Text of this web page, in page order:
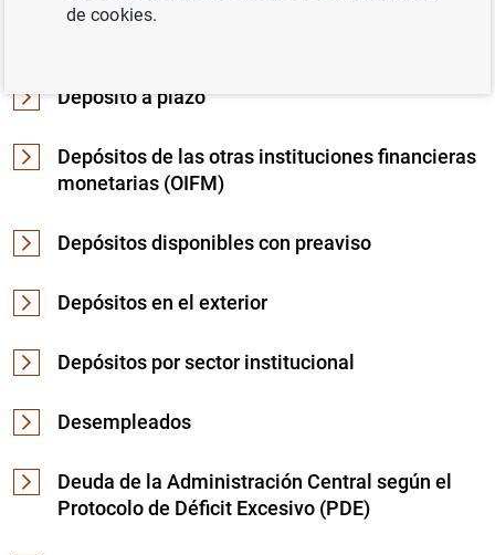
Depósito a plazo
Depósitos de las otras instituciones financieras
monetarias (OIFM)
Depósitos disponibles con preaviso
Depósitos en el exterior
Depósitos por sector institucional
Desempleados
Deuda de la Administración Central según el
Protocolo de Déficit Excesivo (PDE)
de cookies.